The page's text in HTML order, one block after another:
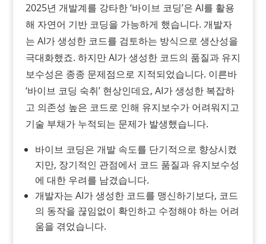
2025년 개발계를 강타한 ‘바이브 코딩’은 AI를 활용
해 자연어 기반 코딩을 가능하게 했습니다. 개발자
는 AI가 생성한 코드를 검토하는 방식으로 생산성을
극대화했죠. 하지만 AI가 생성한 코드의 품질과 유지
보수성은 종종 문제점으로 지적되었습니다. 이른바
‘바이브 코딩 숙취’ 현상인데요, AI가 생성한 복잡하
고 의존성 높은 코드로 인해 유지보수가 어려워지고
기술 부채가 누적되는 문제가 발생했습니다.
바이브 코딩은 개발 속도를 단기적으로 향상시켰
지만, 장기적인 관점에서 코드 품질과 유지보수성
에 대한 우려를 남겼습니다.
개발자는 AI가 생성한 코드를 맹신하기보다, 코드
의 동작을 끊임없이 확인하고 수정해야 하는 어려
움을 겪었습니다.